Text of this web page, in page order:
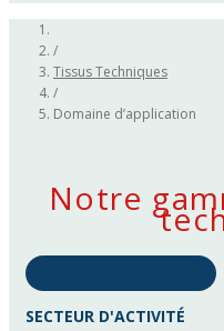
/
Tissus Techniques
/
Domaine d’application
Notre
SECTEUR D'ACTIVITÉ